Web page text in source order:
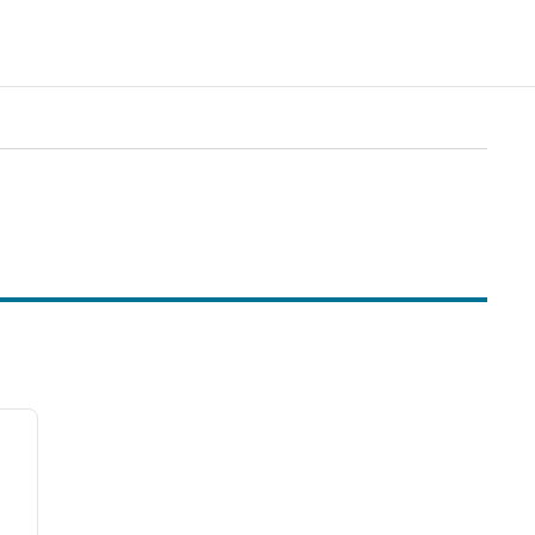
следующее изображение